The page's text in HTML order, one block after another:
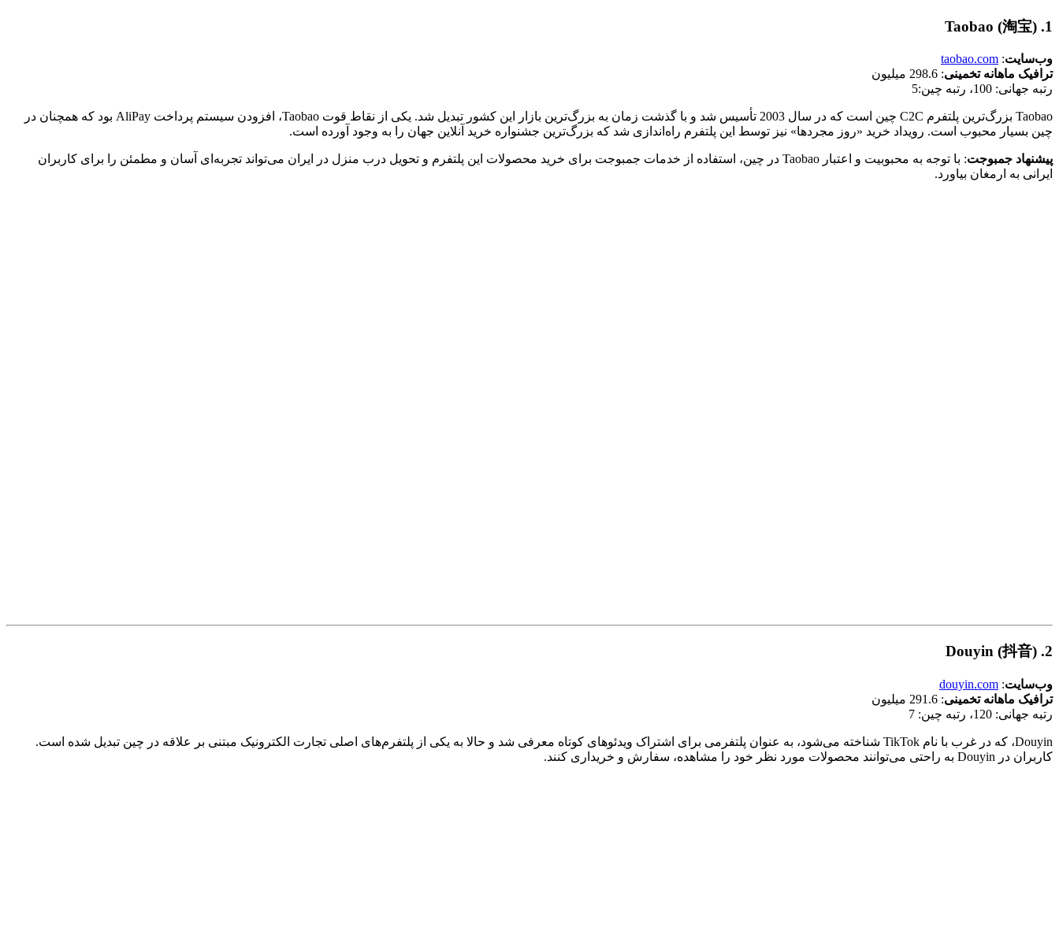
1.
Taobao (淘宝)
وب‌سایت:
taobao.com
ترافیک ماهانه تخمینی: 298.6 میلیون
رتبه جهانی: 100، رتبه چین:5
Taobao بزرگ‌ترین پلتفرم C2C چین است که در سال 2003 تأسیس شد و با گذشت زمان به بزرگ‌ترین بازار این کشور تبدیل شد. یکی از نقاط قوت Taobao، افزودن سیستم پرداخت AliPay بود که همچنان در
چین بسیار محبوب است. رویداد خرید «روز مجردها» نیز توسط این پلتفرم راه‌اندازی شد که بزرگ‌ترین جشنواره خرید آنلاین جهان را به وجود آورده است.
پیشنهاد جمبوجت
: با توجه به محبوبیت و اعتبار Taobao در چین، استفاده از خدمات جمبوجت برای خرید محصولات این پلتفرم و تحویل درب منزل در ایران می‌تواند تجربه‌ای آسان و مطمئن را برای کاربران
ایرانی به ارمغان بیاورد.
2.
Douyin (抖音)
وب‌سایت:
douyin.com
ترافیک ماهانه تخمینی: 291.6 میلیون
رتبه جهانی: 120، رتبه چین: 7
Douyin، که در غرب با نام TikTok شناخته می‌شود، به عنوان پلتفرمی برای اشتراک ویدئوهای کوتاه معرفی شد و حالا به یکی از پلتفرم‌های اصلی تجارت الکترونیک مبتنی بر علاقه در چین تبدیل شده است.
کاربران در Douyin به راحتی می‌توانند محصولات مورد نظر خود را مشاهده، سفارش و خریداری کنند.